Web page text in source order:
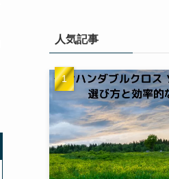
人気記事